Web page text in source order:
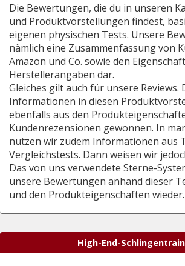
Die Bewertungen, die du in unseren
und Produktvorstellungen findest,
eigenen physischen Tests. Unsere
nämlich eine Zusammenfassung von
Amazon und Co. sowie den
Herstellerangaben dar.
Gleiches gilt auch für unsere Reviews.
Informationen in diesen
ebenfalls aus den
Kundenrezensionen gewonnen. In
nutzen wir zudem Informationen aus
Vergleichstests. Dann weisen wir
Das von uns verwendete Sterne-
unsere Bewertungen anhand dieser
und den Produkteigenschaften wieder.
High-End-